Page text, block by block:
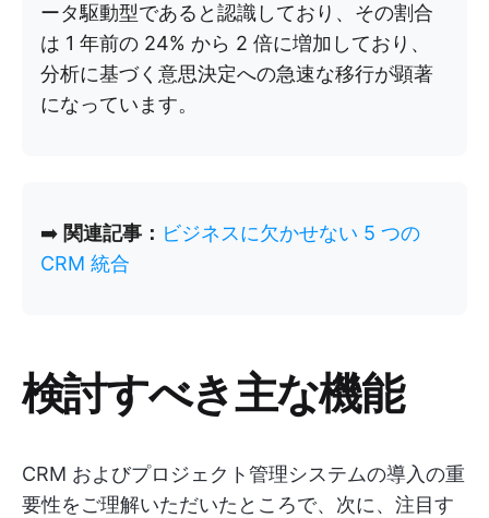
ータ駆動型であると認識しており、その割合
は 1 年前の 24% から 2 倍に増加しており、
分析に基づく意思決定への急速な移行が顕著
になっています。
➡️ 関連記事： ビジネスに欠かせない 5 つの
CRM 統合
検討すべき主な機能
CRM およびプロジェクト管理システムの導入の重
要性をご理解いただいたところで、次に、注目す